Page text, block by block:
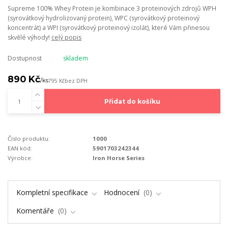
Supreme 100% Whey Protein je kombinace 3 proteinových zdrojů WPH
(syrovátkový hydrolizovaný protein), WPC (syrovátkový proteinový
koncentrát) a WPI (syrovátkový proteinový izolát), které Vám přinesou
skvělé výhody! celý popis
Dostupnost skladem
890 Kč/ks795 Kčbez DPH
Přidat do košíku
Číslo produktu:
1000
EAN kód:
5901703242344
Výrobce:
Iron Horse Series
Kompletní specifikace Hodnocení
0
Komentáře
0